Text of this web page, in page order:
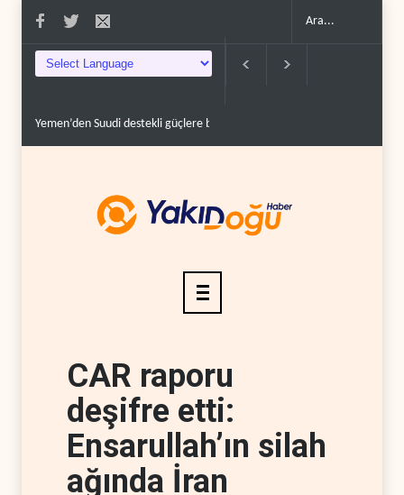
Grönland’da izinsiz sondaj hamlesi..
CAR raporu
deşifre etti:
Ensarullah’ın silah
ağında İran